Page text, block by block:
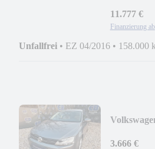
11.777 €
Finanzierung ab
Unfallfrei • EZ 04/2016 • 158.000
3.666 €